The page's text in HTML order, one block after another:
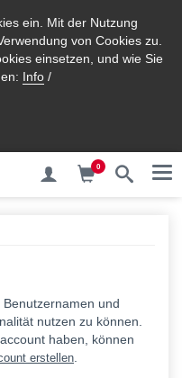
ein. Mit der Nutzung
von Cookies zu.
einsetzen, und wie Sie
Info /
0
und
nutzen zu können.
haben, können
erstellen